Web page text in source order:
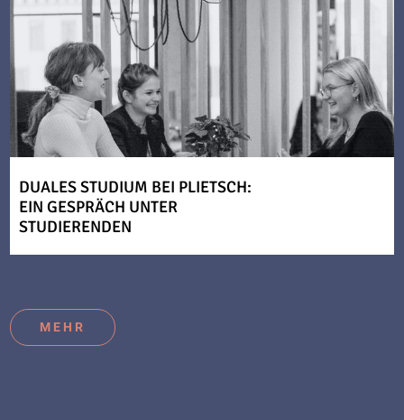
DUALES STUDIUM BEI PLIETSCH:
EIN GESPRÄCH UNTER
STUDIERENDEN
MEHR